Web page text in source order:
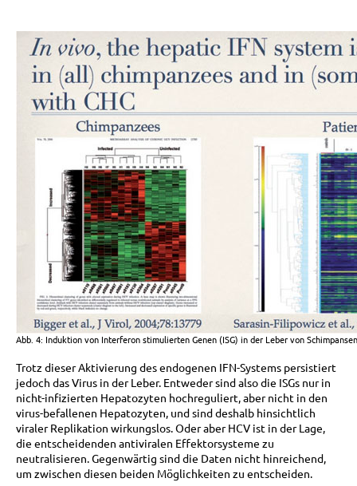
Abb. 4: Induktion von Interferon stimulierten Genen (ISG) in der Leber von
Trotz dieser Aktivierung des endogenen IFN-Systems persistiert
jedoch das Virus in der Leber. Entweder sind also die ISGs nur in
nicht-infizierten Hepatozyten hochreguliert, aber nicht in den
virus-befallenen Hepatozyten, und sind deshalb hinsichtlich
viraler Replikation wirkungslos. Oder aber HCV ist in der Lage,
die entscheidenden antiviralen Effektorsysteme zu
neutralisieren. Gegenwärtig sind die Daten nicht hinreichend,
um zwischen diesen beiden Möglichkeiten zu entscheiden.